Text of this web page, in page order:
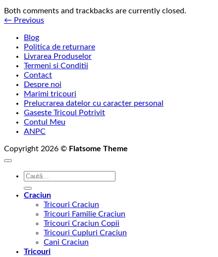
Both comments and trackbacks are currently closed.
← Previous
Blog
Politica de returnare
Livrarea Produselor
Termeni si Conditii
Contact
Despre noi
Marimi tricouri
Prelucrarea datelor cu caracter personal
Gaseste Tricoul Potrivit
Contul Meu
ANPC
Copyright 2026 © Flatsome Theme
Caută
Craciun
Tricouri Craciun
Tricouri Familie Craciun
Tricouri Craciun Copii
Tricouri Cupluri Craciun
Cani Craciun
Tricouri